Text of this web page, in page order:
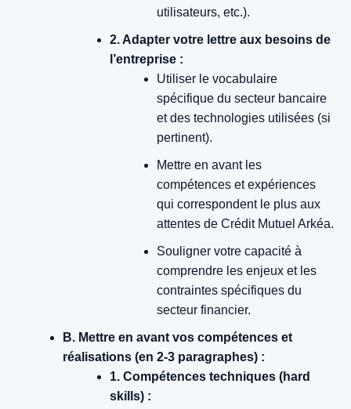
utilisateurs, etc.).
2. Adapter votre lettre aux besoins de
l’entreprise :
Utiliser le vocabulaire
spécifique du secteur bancaire
et des technologies utilisées (si
pertinent).
Mettre en avant les
compétences et expériences
qui correspondent le plus aux
attentes de Crédit Mutuel Arkéa.
Souligner votre capacité à
comprendre les enjeux et les
contraintes spécifiques du
secteur financier.
B. Mettre en avant vos compétences et
réalisations (en 2-3 paragraphes) :
1. Compétences techniques (hard
skills) :